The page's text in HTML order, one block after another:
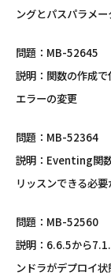
ングとパスパラメ
問題：MB-52645
説明：関数の作成
エラーの変更
問題：MB-52364
説明：Eventing関
リッスンできる必要
問題：MB-52560
説明：6.6.5から
ンドラがデプロイ